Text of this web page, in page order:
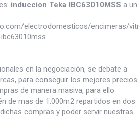
induccion Teka IBC63010MSS a un
electrodomesticos/encimeras/
en la negociación, se debate a
para conseguir los mejores precios
de manera masiva, para ello
de mas de 1.000m2 repartidos en dos
compras y poder servir nuestras